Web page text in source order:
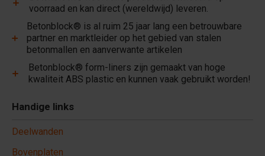
voorraad en kan direct (wereldwijd) leveren.
Betonblock® is al ruim 25 jaar lang een betrouwbare
partner en marktleider op het gebied van stalen
betonmallen en aanverwante artikelen
Betonblock® form-liners zijn gemaakt van hoge
kwaliteit ABS plastic en kunnen vaak gebruikt worden!
Handige links
Deelwanden
Bovenplaten